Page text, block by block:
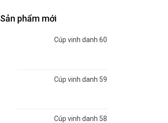
Sản phẩm mới
Cúp vinh danh 60
Cúp vinh danh 59
Cúp vinh danh 58